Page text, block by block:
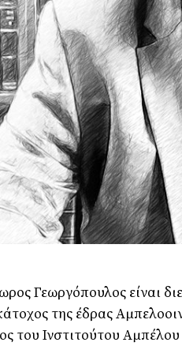
Γεωργόπουλος είναι
της έδρας
του Ινστιτούτου